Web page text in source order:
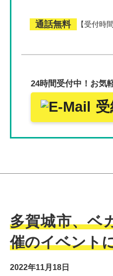
通話無料 【受付時
24時間受付中！ お気
多賀城市、ベ
催のイベント
2022年11月18日